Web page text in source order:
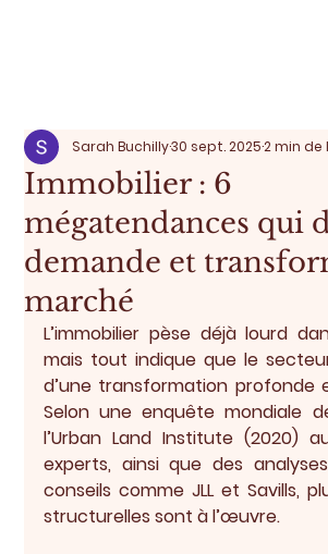
Immobilier : 6
mégatendances qui
demande et
marché
Sarah Buchilly30 sept. 20252 min de
L’immobilier pèse déjà lourd
mais tout indique que le
d’une transformation profonde
Selon une enquête mondiale
l’Urban Land Institute (2020)
experts, ainsi que des
conseils comme JLL et Savills,
structurelles sont à l’œuvre.